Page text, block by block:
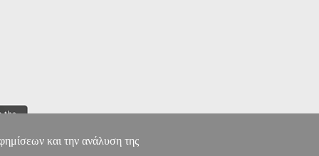
και την ανάλυση της